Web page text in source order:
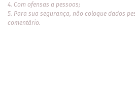
4. Com ofensas a pessoas;
5. Para sua segurança, não coloque dados
comentário.